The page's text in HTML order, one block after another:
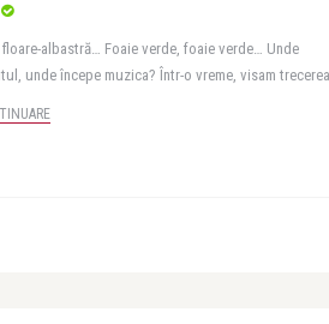
albastră… Foaie verde, foaie verde… Unde
unde începe muzica? Într-o vreme, visam